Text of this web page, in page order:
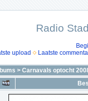
Radio
upload Laatste
> Carnavals optocht